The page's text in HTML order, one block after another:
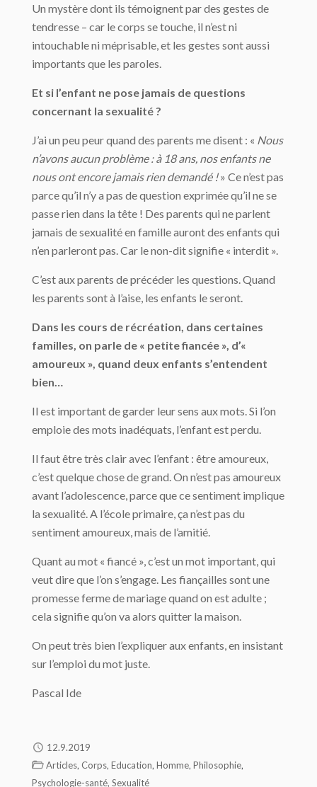
Un mystère dont ils témoignent par des gestes de
tendresse – car le corps se touche, il n’est ni
intouchable ni méprisable, et les gestes sont aussi
importants que les paroles.
Et si l’enfant ne pose jamais de questions
concernant la sexualité ?
J’ai un peu peur quand des parents me disent : « Nous
n’avons aucun problème : à 18 ans, nos enfants ne
nous ont encore jamais rien demandé !» Ce n’est pas
parce qu’il n’y a pas de question exprimée qu’il ne se
passe rien dans la tête ! Des parents qui ne parlent
jamais de sexualité en famille auront des enfants qui
n’en parleront pas. Car le non-dit signifie « interdit ».
C’est aux parents de précéder les questions. Quand
les parents sont à l’aise, les enfants le seront.
Dans les cours de récréation, dans certaines
familles, on parle de « petite fiancée », d’«
amoureux », quand deux enfants s’entendent
bien…
Il est important de garder leur sens aux mots. Si l’on
emploie des mots inadéquats, l’enfant est perdu.
Il faut être très clair avec l’enfant : être amoureux,
c’est quelque chose de grand. On n’est pas amoureux
avant l’adolescence, parce que ce sentiment implique
la sexualité. A l’école primaire, ça n’est pas du
sentiment amoureux, mais de l’amitié.
Quant au mot « fiancé », c’est un mot important, qui
veut dire que l’on s’engage. Les fiançailles sont une
promesse ferme de mariage quand on est adulte ;
cela signifie qu’on va alors quitter la maison.
On peut très bien l’expliquer aux enfants, en insistant
sur l’emploi du mot juste.
Pascal Ide
12.9.2019
Articles, Corps, Education, Homme, Philosophie,
Psychologie-santé, Sexualité